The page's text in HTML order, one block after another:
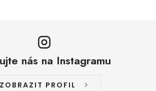
nás na Instagramu
ZOBRAZIT PROFIL